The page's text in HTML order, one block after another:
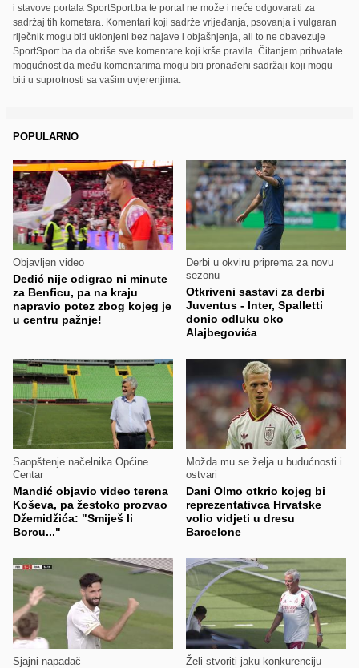
i stavove portala SportSport.ba te portal ne može i neće odgovarati za
sadržaj tih kometara. Komentari koji sadrže vrijeđanja, psovanja i vulgaran
riječnik mogu biti uklonjeni bez najave i objašnjenja, ali to ne obavezuje
SportSport.ba da obriše sve komentare koji krše pravila. Čitanjem prihvatate
mogućnost da među komentarima mogu biti pronađeni sadržaji koji mogu
biti u suprotnosti sa vašim uvjerenjima.
POPULARNO
Objavljen video
Dedić nije odigrao ni minute
za Benficu, pa na kraju
napravio potez zbog kojeg je
u centru pažnje!
Derbi u okviru priprema za novu
sezonu
Otkriveni sastavi za derbi
Juventus - Inter, Spalletti
donio odluku oko
Alajbegovića
Saopštenje načelnika Općine
Centar
Mandić objavio video terena
Koševa, pa žestoko prozvao
Džemidžića: "Smiješ li
Borcu..."
Možda mu se želja u budućnosti i
ostvari
Dani Olmo otkrio kojeg bi
reprezentativca Hrvatske
volio vidjeti u dresu
Barcelone
Sjajni napadač Želi stvoriti jaku konkurenciju